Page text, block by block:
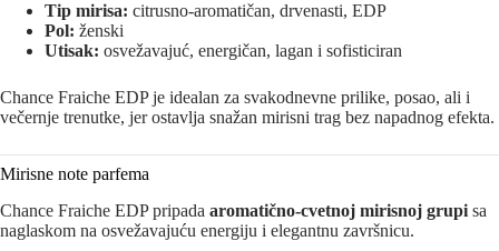
Tip mirisa: citrusno‑aromatičan, drvenasti, EDP
Pol: ženski
Utisak: osvežavajuć, energičan, lagan i sofisticiran
Chance Fraiche EDP je idealan za svakodnevne prilike, posao, ali i
večernje trenutke, jer ostavlja snažan mirisni trag bez napadnog efekta.
Mirisne note parfema
Chance Fraiche EDP pripada aromatično-cvetnoj mirisnoj grupi sa
naglaskom na osvežavajuću energiju i elegantnu završnicu.